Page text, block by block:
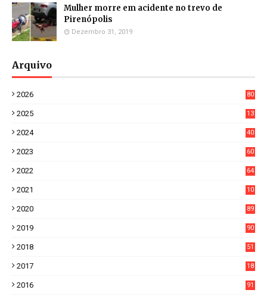
Mulher morre em acidente no trevo de
Pirenópolis
Dezembro 31, 2019
Arquivo
2026
80
2025
13
2024
40
2023
60
2022
64
2021
10
2020
89
2019
90
2018
51
2017
18
2016 91